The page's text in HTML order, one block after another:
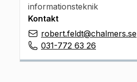
informationsteknik
Kontakt
robert.feldt@chalmers.se
031-772 63 26